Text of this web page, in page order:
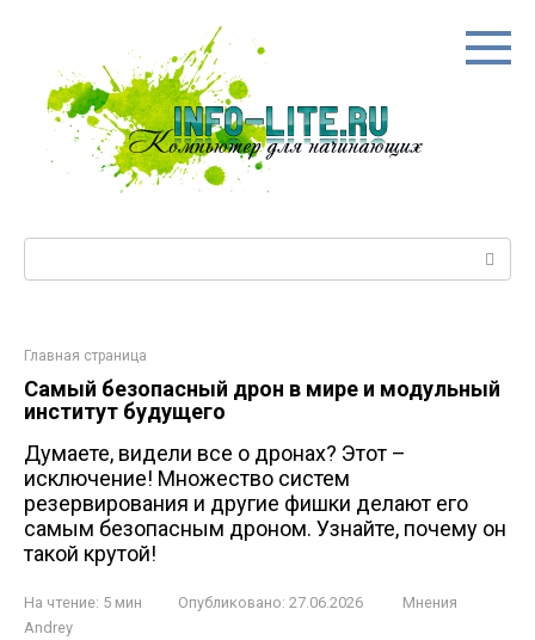
Главная страница
Самый безопасный дрон в мире и модульный
институт будущего
Думаете, видели все о дронах? Этот –
исключение! Множество систем
резервирования и другие фишки делают его
самым безопасным дроном. Узнайте, почему он
такой крутой!
На чтение: 5 мин Опубликовано: 27.06.2026
Мнения
Andrey